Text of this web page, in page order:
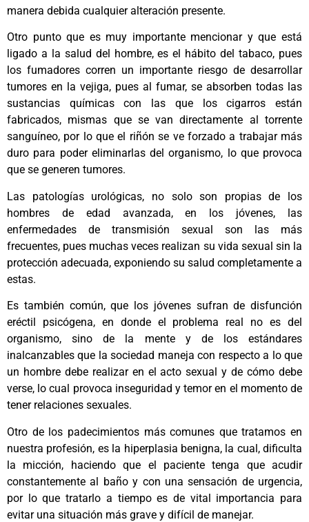
manera debida cualquier alteración presente.
Otro punto que es muy importante mencionar y que está
ligado a la salud del hombre, es el hábito del tabaco, pues
los fumadores corren un importante riesgo de desarrollar
tumores en la vejiga, pues al fumar, se absorben todas las
sustancias químicas con las que los cigarros están
fabricados, mismas que se van directamente al torrente
sanguíneo, por lo que el riñón se ve forzado a trabajar más
duro para poder eliminarlas del organismo, lo que provoca
que se generen tumores.
Las patologías urológicas, no solo son propias de los
hombres de edad avanzada, en los jóvenes, las
enfermedades de transmisión sexual son las más
frecuentes, pues muchas veces realizan su vida sexual sin la
protección adecuada, exponiendo su salud completamente a
estas.
Es también común, que los jóvenes sufran de disfunción
eréctil psicógena, en donde el problema real no es del
organismo, sino de la mente y de los estándares
inalcanzables que la sociedad maneja con respecto a lo que
un hombre debe realizar en el acto sexual y de cómo debe
verse, lo cual provoca inseguridad y temor en el momento de
tener relaciones sexuales.
Otro de los padecimientos más comunes que tratamos en
nuestra profesión, es la hiperplasia benigna, la cual, dificulta
la micción, haciendo que el paciente tenga que acudir
constantemente al baño y con una sensación de urgencia,
por lo que tratarlo a tiempo es de vital importancia para
evitar una situación más grave y difícil de manejar.